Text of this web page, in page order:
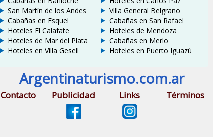
San Martín de los Andes
Cabañas en Esquel
Hoteles El Calafate
Hoteles de Mar del Plata
Hoteles en Villa Gesell
Villa General Belgrano
Cabañas en San Rafael
Hoteles de Mendoza
Cabañas en Merlo
Hoteles en Puerto Iguazú
Argentinaturismo.com.ar
Contacto Publicidad Links Términos